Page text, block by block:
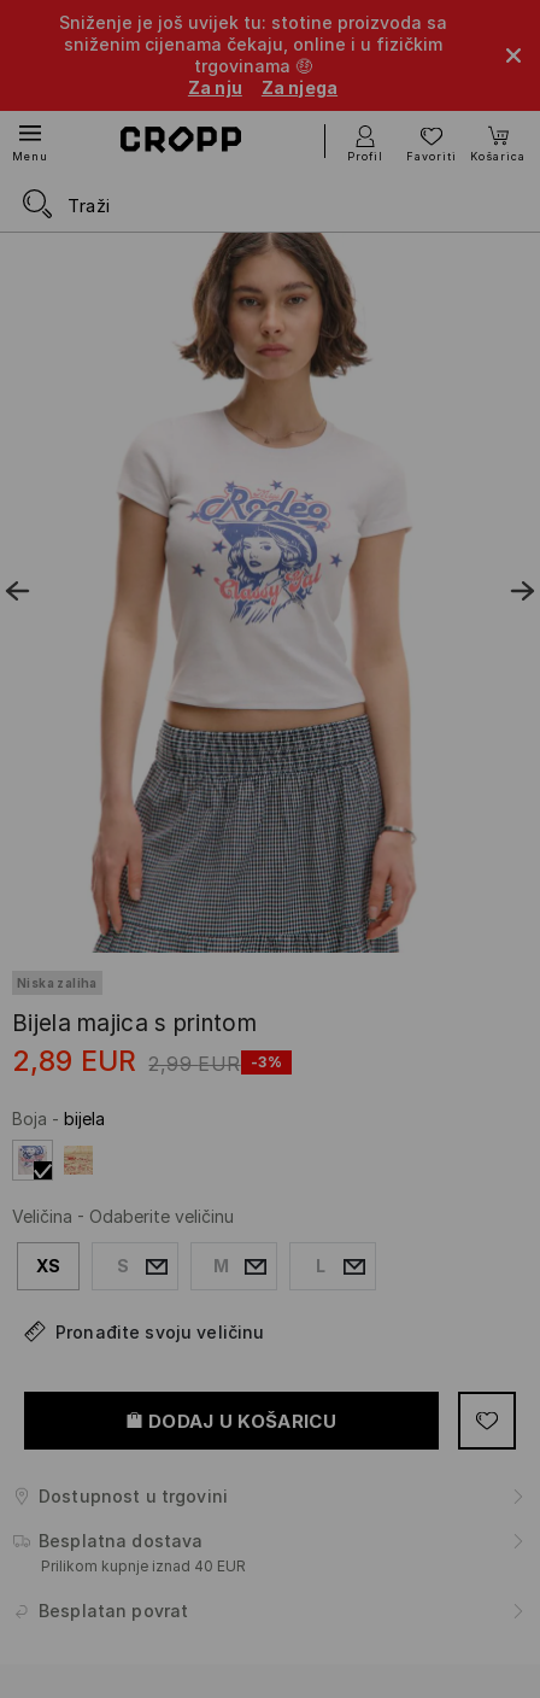
Sniženje je još uvijek tu: stotine proizvoda sa
sniženim cijenama čekaju, online i u fizičkim
trgovinama 🤑
Za nju
Za njega
Menu Profil Favoriti Košarica
Niska zaliha
Bijela majica s printom
2,89 EUR 2,99 EUR -3%
Boja - bijela
Veličina - Odaberite veličinu
XS S M L
Pronađite svoju veličinu
DODAJ U KOŠARICU
Dostupnost u trgovini
Besplatna dostava
Prilikom kupnje iznad 40 EUR
Besplatan povrat